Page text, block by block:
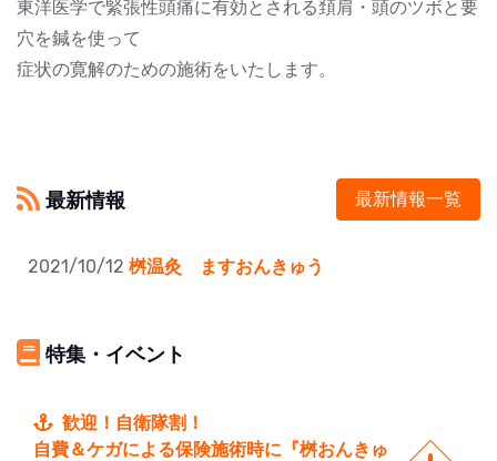
東洋医学で緊張性頭痛に有効とされる頚肩・頭のツボと要
穴を鍼を使って
症状の寛解のための施術をいたします。
最新情報 最新情報一覧
2021/10/12 ​桝温灸 ますおんきゅう
特集・イベント
歓迎！自衛隊割！
自費＆ケガによる保険施術時に『桝おんきゅ